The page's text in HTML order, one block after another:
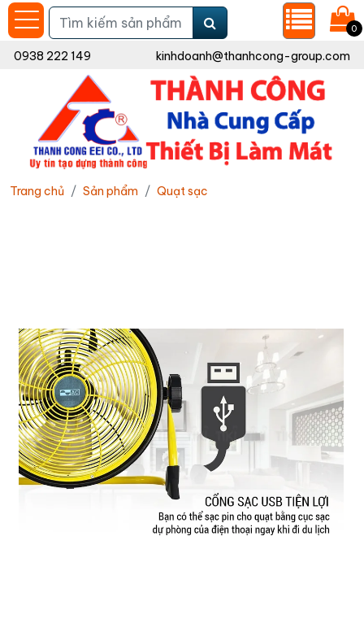
0
0938 222 149 kinhdoanh@thanhcong-group.com
Trang chủ Sản phẩm Quạt sạc